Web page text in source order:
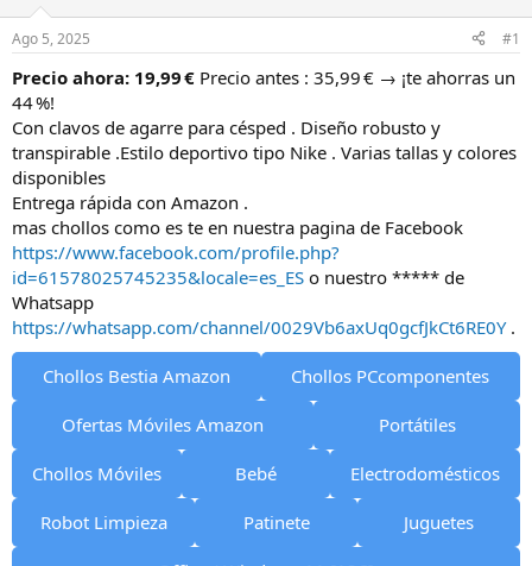
i
n
i
o
Ago 5, 2025 #1
Precio ahora: 19,99 € Precio antes : 35,99 € → ¡te ahorras un
44 %!
Con clavos de agarre para césped . Diseño robusto y
transpirable .Estilo deportivo tipo Nike . Varias tallas y colores
disponibles
Entrega rápida con Amazon .
mas chollos como es te en nuestra pagina de Facebook
https://www.facebook.com/profile.php?
id=61578025745235&locale=es_ES o nuestro ***** de
Whatsapp
https://whatsapp.com/channel/0029Vb6axUq0gcfJkCt6RE0Y.
Chollos Bestia Amazon Chollos PCcomponentes
Ofertas Móviles Amazon Portátiles
Chollos Móviles Bebé Electrodomésticos
Robot Limpieza Patinete Juguetes